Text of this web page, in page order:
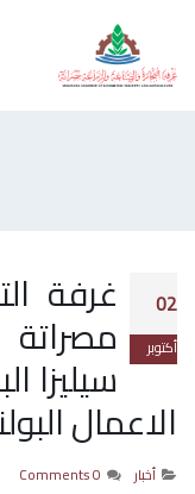
02
أكتوبر
غرفة
سيليزا
الاعمال
أخبار 0 Comments